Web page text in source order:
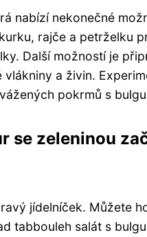
nabízí nekonečné
rajče a petrželku
Další možností je
a živin.
pokrmů s
se zeleninou
jídelníček. Můžete
tabbouleh salát s